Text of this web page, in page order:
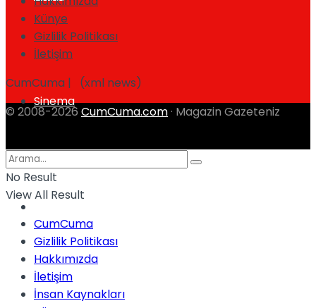
Sinema
Künye
Gizlilik Politikası
İletişim
CumCuma | (xml news)
© 2008-2026 CumCuma.com · Magazin Gazeteniz
No Result
View All Result
CumCuma
Gizlilik Politikası
Hakkımızda
İletişim
İnsan Kaynakları